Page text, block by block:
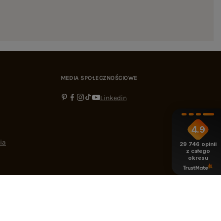
MEDIA SPOŁECZNOŚCIOWE
Linkedin
4.9
29 746 opinii
z całego
okresu